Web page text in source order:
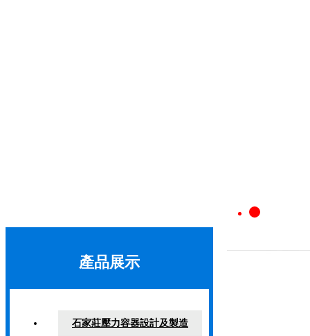
產品展示
石家莊壓力容器設計及製造